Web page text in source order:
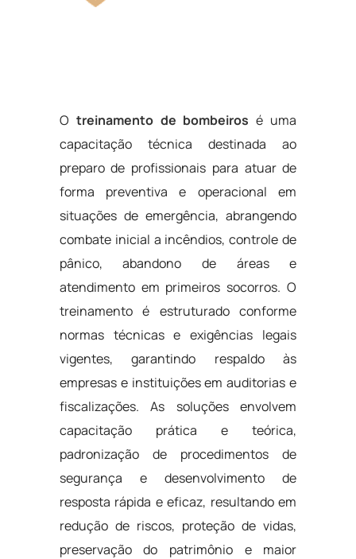
O treinamento de bombeiros é uma
capacitação técnica destinada ao
preparo de profissionais para atuar de
forma preventiva e operacional em
situações de emergência, abrangendo
combate inicial a incêndios, controle de
pânico, abandono de áreas e
atendimento em primeiros socorros. O
treinamento é estruturado conforme
normas técnicas e exigências legais
vigentes, garantindo respaldo às
empresas e instituições em auditorias e
fiscalizações. As soluções envolvem
capacitação prática e teórica,
padronização de procedimentos de
segurança e desenvolvimento de
resposta rápida e eficaz, resultando em
redução de riscos, proteção de vidas,
preservação do patrimônio e maior